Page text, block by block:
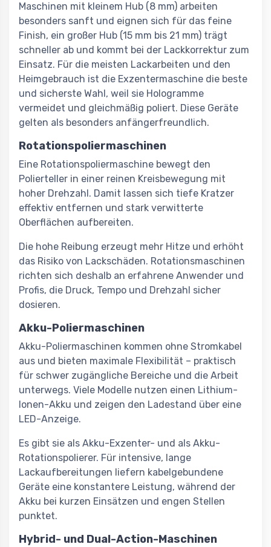
Maschinen mit kleinem Hub (8 mm) arbeiten
besonders sanft und eignen sich für das feine
Finish, ein großer Hub (15 mm bis 21 mm) trägt
schneller ab und kommt bei der Lackkorrektur zum
Einsatz. Für die meisten Lackarbeiten und den
Heimgebrauch ist die Exzentermaschine die beste
und sicherste Wahl, weil sie Hologramme
vermeidet und gleichmäßig poliert. Diese Geräte
gelten als besonders anfängerfreundlich.
Rotationspoliermaschinen
Eine Rotationspoliermaschine bewegt den
Polierteller in einer reinen Kreisbewegung mit
hoher Drehzahl. Damit lassen sich tiefe Kratzer
effektiv entfernen und stark verwitterte
Oberflächen aufbereiten.
Die hohe Reibung erzeugt mehr Hitze und erhöht
das Risiko von Lackschäden. Rotationsmaschinen
richten sich deshalb an erfahrene Anwender und
Profis, die Druck, Tempo und Drehzahl sicher
dosieren.
Akku-Poliermaschinen
Akku-Poliermaschinen kommen ohne Stromkabel
aus und bieten maximale Flexibilität – praktisch
für schwer zugängliche Bereiche und die Arbeit
unterwegs. Viele Modelle nutzen einen Lithium-
Ionen-Akku und zeigen den Ladestand über eine
LED-Anzeige.
Es gibt sie als Akku-Exzenter- und als Akku-
Rotationspolierer. Für intensive, lange
Lackaufbereitungen liefern kabelgebundene
Geräte eine konstantere Leistung, während der
Akku bei kurzen Einsätzen und engen Stellen
punktet.
Hybrid- und Dual-Action-Maschinen